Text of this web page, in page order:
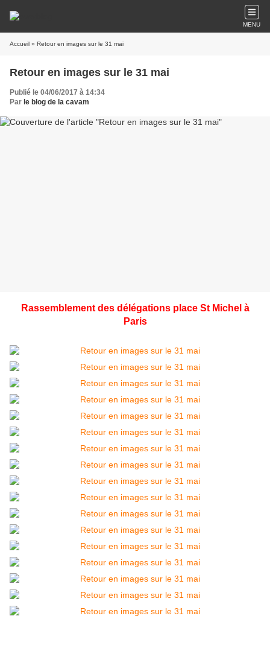
MENU
Accueil » Retour en images sur le 31 mai
Retour en images sur le 31 mai
Publié le 04/06/2017 à 14:34
Par le blog de la cavam
Rassemblement des délégations place St Michel à
Paris